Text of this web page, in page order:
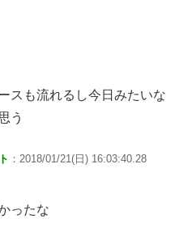
スも流れるし今日みたいな
う
：2018/01/21(日) 16:03:40.28
ったな